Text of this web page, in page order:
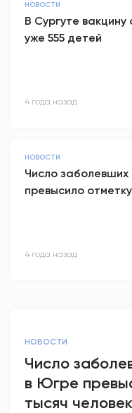
НОВОСТИ
В Сургуте вакцину
уже 555 детей
4 года назад
НОВОСТИ
Число
превысило
4 года назад
НОВОСТИ
Число
в Югре
тысяч человек